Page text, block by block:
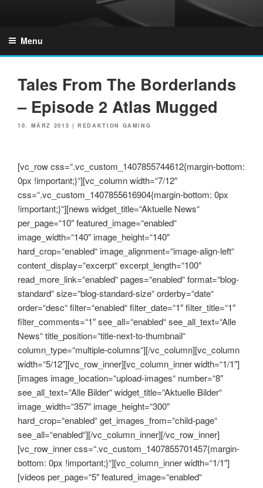
Menu
Tales From The Borderlands
– Episode 2 Atlas Mugged
POSTED
10. MÄRZ 2015 |REDAKTION GAMING
[vc_row css=“.vc_custom_1407855744612{margin-bottom:
0px !important;}“][vc_column width=“7/12″
css=“.vc_custom_1407855616904{margin-bottom: 0px
!important;}“][news widget_title=“Aktuelle News“
per_page=“10″ featured_image=“enabled“
image_width=“140″ image_height=“140″
hard_crop=“enabled“ image_alignment=“image-align-left“
content_display=“excerpt“ excerpt_length=“100″
read_more_link=“enabled“ pages=“enabled“ format=“blog-
standard“ size=“blog-standard-size“ orderby=“date“
order=“desc“ filter=“enabled“ filter_date=“1″ filter_title=“1″
filter_comments=“1″ see_all=“enabled“ see_all_text=“Alle
News“ title_position=“title-next-to-thumbnail“
column_type=“multiple-columns“][/vc_column][vc_column
width=“5/12″][vc_row_inner][vc_column_inner width=“1/1″]
[images image_location=“upload-images“ number=“8″
see_all_text=“Alle Bilder“ widget_title=“Aktuelle Bilder“
image_width=“357″ image_height=“300″
hard_crop=“enabled“ get_images_from=“child-page“
see_all=“enabled“][/vc_column_inner][/vc_row_inner]
[vc_row_inner css=“.vc_custom_1407855701457{margin-
bottom: 0px !important;}“][vc_column_inner width=“1/1″]
[videos per_page=“5″ featured_image=“enabled“